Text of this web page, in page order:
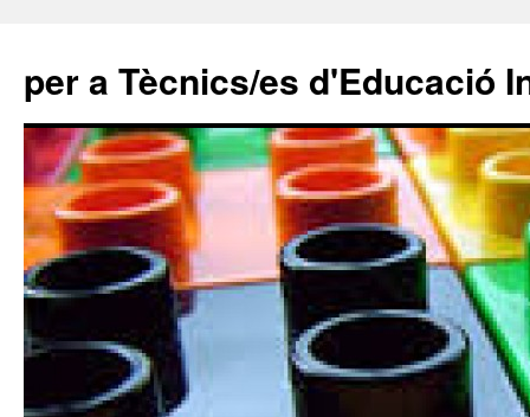
per a Tècnics/es d'Educació